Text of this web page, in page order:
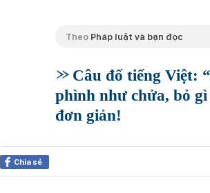
Theo Pháp luật và bạn đọc
Câu đố tiếng Việt:
phình như chửa, bỏ
đơn giản!
Chia sẻ